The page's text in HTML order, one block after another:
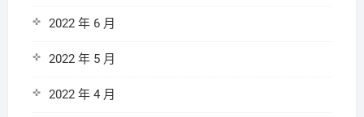
2022 年 6 月
2022 年 5 月
2022 年 4 月